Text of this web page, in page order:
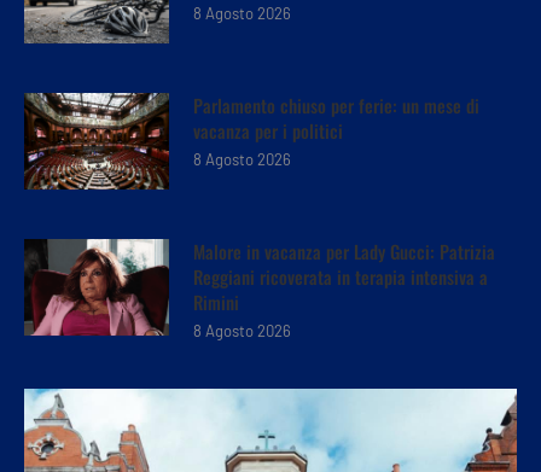
8 Agosto 2026
Parlamento chiuso per ferie: un mese di
vacanza per i politici
8 Agosto 2026
Malore in vacanza per Lady Gucci: Patrizia
Reggiani ricoverata in terapia intensiva a
Rimini
8 Agosto 2026